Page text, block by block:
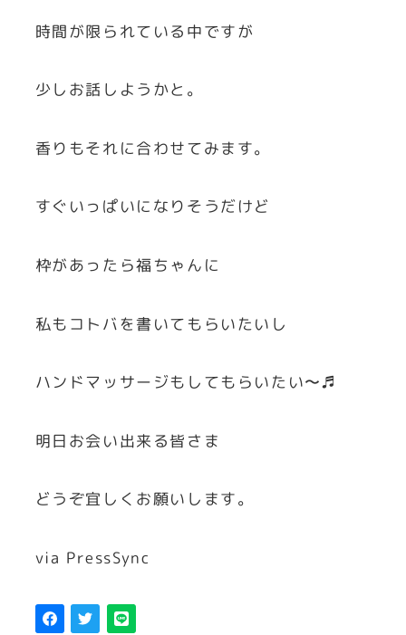
時間が限られている中ですが
少しお話しようかと。
香りもそれに合わせてみます。
すぐいっぱいになりそうだけど
枠があったら福ちゃんに
私もコトバを書いてもらいたいし
ハンドマッサージもしてもらいたい〜♬
明日お会い出来る皆さま
どうぞ宜しくお願いします。
via PressSync